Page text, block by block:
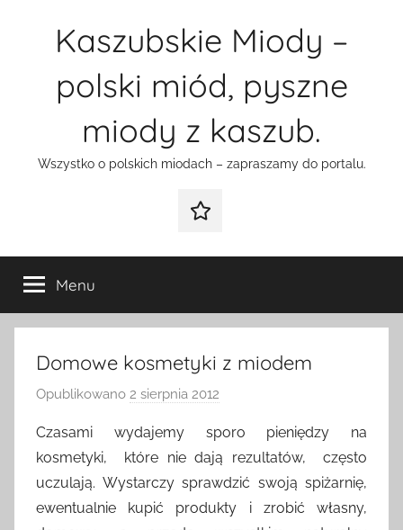
Kaszubskie Miody –
polski miód, pyszne
miody z kaszub.
Wszystko o polskich miodach – zapraszamy do portalu.
Galeria
Menu
Domowe kosmetyki z miodem
Opublikowano 2 sierpnia 2012
z
e
z
a
Czasami wydajemy sporo pieniędzy na
kosmetyki, które nie dają rezultatów, często
uczulają. Wystarczy sprawdzić swoją spiżarnię,
ewentualnie kupić produkty i zrobić własny,